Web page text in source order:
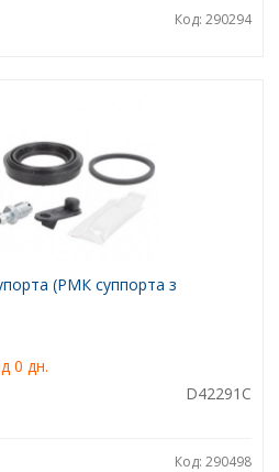
Код: 290294
(РМК суппорта з
0 дн.
D42291C
Код: 290498